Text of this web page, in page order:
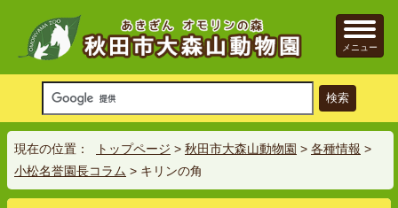
メニュー
現在の位置： トップページ > 秋田市大森山動物園 > 各種情報 >
小松名誉園長コラム > キリンの角